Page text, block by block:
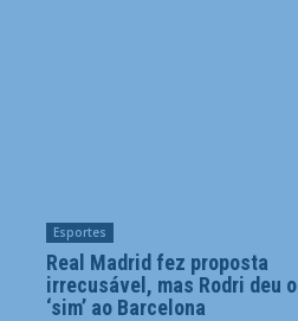
Esportes
Real Madrid fez proposta
irrecusável, mas Rodri deu o
‘sim’ ao Barcelona